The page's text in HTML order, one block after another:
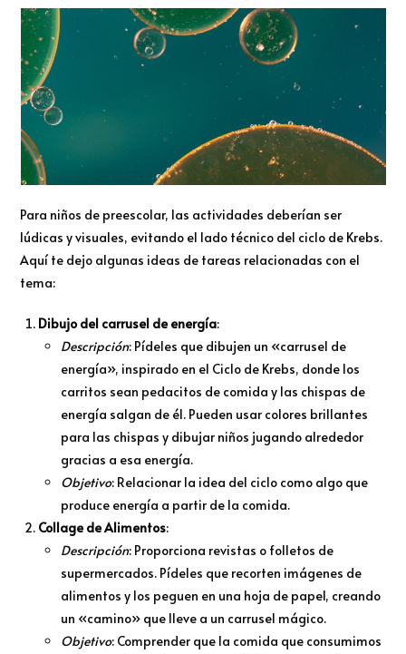
Para niños de preescolar, las actividades deberían ser
lúdicas y visuales, evitando el lado técnico del ciclo de Krebs.
Aquí te dejo algunas ideas de tareas relacionadas con el
tema:
Dibujo del carrusel de energía:
Descripción: Pídeles que dibujen un «carrusel de
energía», inspirado en el Ciclo de Krebs, donde los
carritos sean pedacitos de comida y las chispas de
energía salgan de él. Pueden usar colores brillantes
para las chispas y dibujar niños jugando alrededor
gracias a esa energía.
Objetivo: Relacionar la idea del ciclo como algo que
produce energía a partir de la comida.
Collage de Alimentos:
Descripción: Proporciona revistas o folletos de
supermercados. Pídeles que recorten imágenes de
alimentos y los peguen en una hoja de papel, creando
un «camino» que lleve a un carrusel mágico.
Objetivo: Comprender que la comida que consumimos